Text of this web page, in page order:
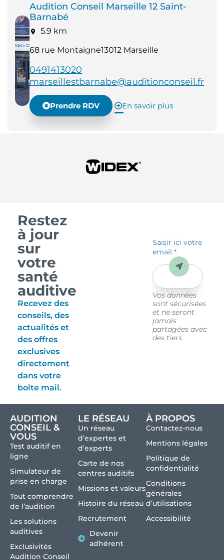
Audition Conseil Marseille 12 Saint-
Barnabé
5.9 km
68 rue Montaigne13012 Marseille
0491413020
marseillestbarnabe@auditionconseil.fr
Prendre RDV En savoir plus
Restez
à jour
sur
votre
santé
auditive
Recevez des
conseils, des
actualités et
des offres
exclusives
directement
dans votre
boîte mail.
Saisir ici votre
email*
Vos données
sont sécurisées
et ne seront
jamais
partagées avec
des tiers
Envoyer
AUDITION
CONSEIL &
VOUS
Test auditif en
ligne
Simulateur de
prise en charge
Tout comprendre
de l’audition
Les solutions
auditives
Exclusivités
Audition Conseil
LE RÉSEAU
Un réseau
d’expertes et
d’experts
Carte de nos
centres auditifs
Missions et valeurs
Histoire du réseau
Recrutement
Devenir
adhérent
À PROPOS
Contactez-nous
Mentions légales
Politique de
confidentialité
Conditions
générales
d’utilisations
Accessibilité